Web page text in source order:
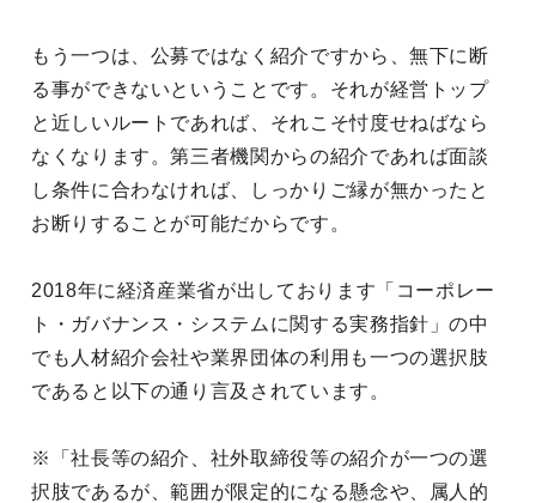
もう一つは、公募ではなく紹介ですから、無下に断
る事ができないということです。それが経営トップ
と近しいルートであれば、それこそ忖度せねばなら
なくなります。第三者機関からの紹介であれば面談
し条件に合わなければ、しっかりご縁が無かったと
お断りすることが可能だからです。
2018年に経済産業省が出しております「コーポレー
ト・ガバナンス・システムに関する実務指針」の中
でも人材紹介会社や業界団体の利用も一つの選択肢
であると以下の通り言及されています。
※「社長等の紹介、社外取締役等の紹介が一つの選
択肢であるが、範囲が限定的になる懸念や、属人的